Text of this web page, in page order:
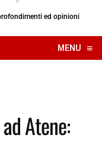
ed opinioni
MENU ≡
☰
Atene: